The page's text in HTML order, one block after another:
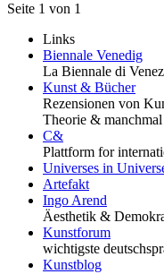
Seite 1 von 1
Links
Biennale Venedig
La Biennale di
Kunst & Bücher
Rezensionen von
Theorie &
C&
Plattform for
Universes in
Artefakt
Ingo Arend
Äesthetik &
Kunstforum
wichtigste
Kunstblog